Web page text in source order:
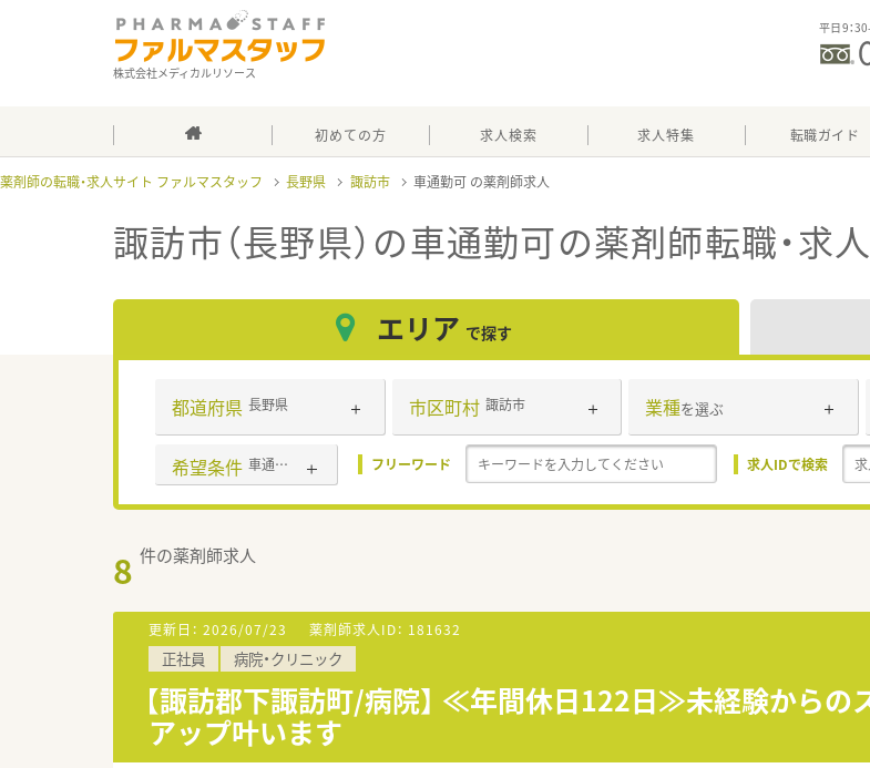
株式会社メディカルリソース
平日9：
初めての方 求人検索 求人特集 転職ガイド
薬剤師の転職・求人サイト ファルマスタッフ 長野県 諏訪市 車通勤可
諏訪市（長野県）の車通勤可の薬剤師転職・求
エリア で探す
都道府県 長野県 市区町村 諏訪市 業種を選ぶ
希望条件 車通勤可 フリーワード 求人IDで検索
8 件の薬剤師求人
更新日： 2026/07/23 薬剤師求人ID： 181632
正社員 病院・クリニック
【諏訪郡下諏訪町/病院】 ≪年間休日122日≫未経験から
アップ叶います